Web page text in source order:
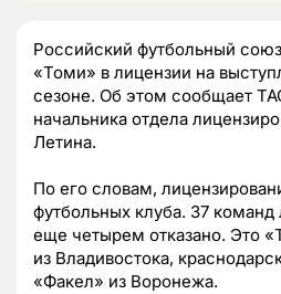
Российский футбольный
«Томи» в лицензии на
сезоне. Об этом сообщает
начальника отдела
Летина.
По его словам,
футбольных клуба. 37
еще четырем отказано. Это
из Владивостока,
«Факел» из Воронежа.